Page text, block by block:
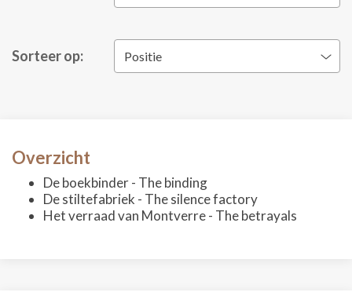
Sorteer op: Positie
Overzicht
De boekbinder - The binding
De stiltefabriek - The silence factory
Het verraad van Montverre - The betrayals